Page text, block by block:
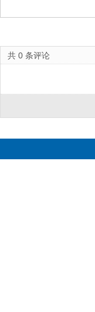
共 0 条评论